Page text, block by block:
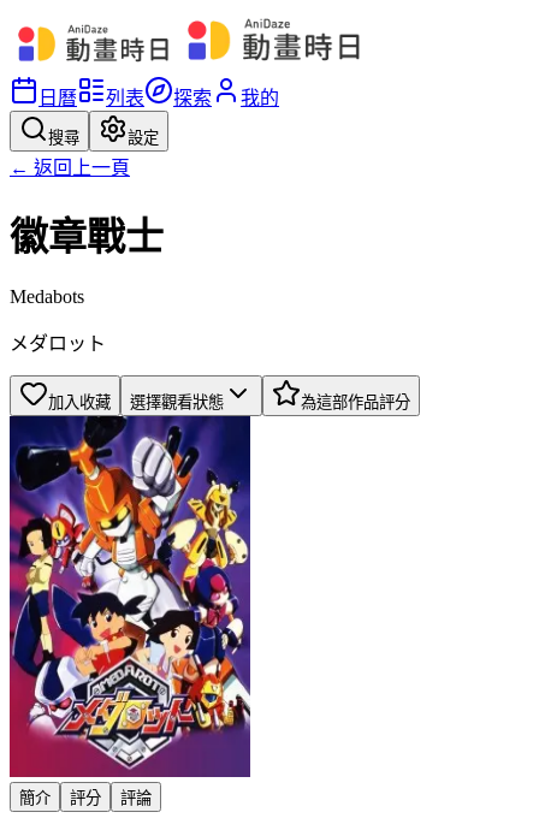
日曆 列表 探索 我的
搜尋 設定
← 返回上一頁
徽章戰士
Medabots
メダロット
加入收藏 選擇觀看狀態 為這部作品評分
簡介 評分 評論